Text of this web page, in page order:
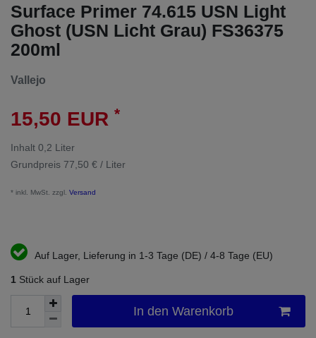
Surface Primer 74.615 USN Light
Ghost (USN Licht Grau) FS36375
200ml
Vallejo
15,50 EUR *
Inhalt 0,2 Liter
Grundpreis 77,50 € / Liter
* inkl. MwSt. zzgl. Versand
Auf Lager, Lieferung in 1-3 Tage (DE) / 4-8 Tage (EU)
1 Stück auf Lager
In den Warenkorb